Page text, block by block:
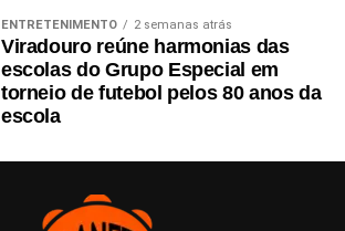
ENTRETENIMENTO 2 semanas atrás
Viradouro reúne harmonias das
escolas do Grupo Especial em
torneio de futebol pelos 80 anos da
escola